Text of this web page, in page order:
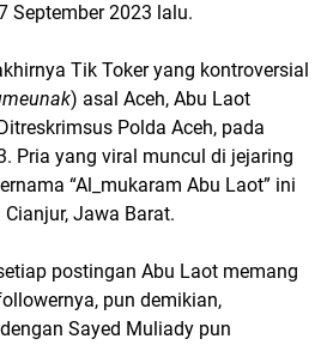
September 2023 lalu.
Tik Toker yang kontroversial
) asal Aceh, Abu Laot
Polda Aceh, pada
Pria yang viral muncul di jejaring
“Al_mukaram Abu Laot” ini
Jawa Barat.
postingan Abu Laot memang
pun demikian,
Sayed Muliady pun